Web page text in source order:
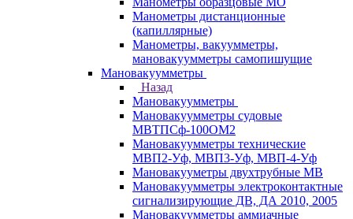
Манометры дистанционные
(капиллярные)
Манометры, вакуумметры,
мановакуумметры самопишущие
Мановакуумметры
Назад
Мановакуумметры
Мановакуумметры судовые
МВТПСф-100ОМ2
Мановакуумметры технические
МВП2-Уф, МВП3-Уф, МВП-4-Уф
Мановакууметры двухтрубные МВ
Мановакуумметры электроконтактные
сигнализирующие ДВ, ДА 2010, 2005
Мановакуумметры аммиачные